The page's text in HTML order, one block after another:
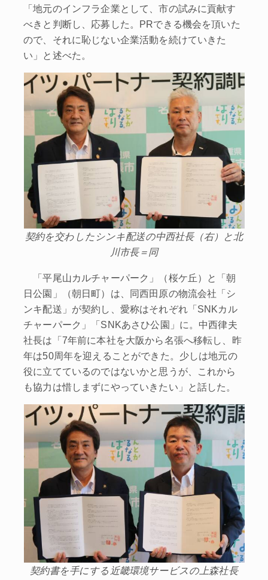
「地元のインフラ企業として、市の試みに貢献す
べきと判断し、応募した。PRできる機会を頂いた
ので、それに恥じない企業活動を続けていきた
い」と述べた。
契約を交わしたシンキ配送の中西社長（右）と北
川市長＝同
「平尾山カルチャーパーク」（桜ケ丘）と「朝
日公園」（朝日町）は、同西田原の物流会社「シ
ンキ配送」が契約し、愛称はそれぞれ「SNKカル
チャーパーク」「SNKあさひ公園」に。中西律夫
社長は「7年前に本社を大阪から名張へ移転し、昨
年は50周年を迎えることができた。少しは地元の
役に立てているのではないかと思うが、これから
も協力は惜しまずにやっていきたい」と話した。
契約書を手にする近畿環境サービスの上森社長